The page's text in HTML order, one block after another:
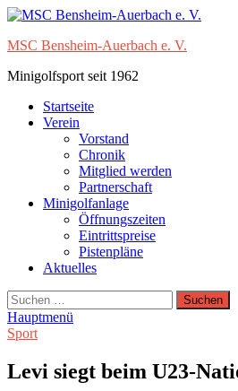
Zum
springen
MSC Bensheim-Auerbach e. V.
Minigolfsport seit 1962
Startseite
Verein
Vorstand
Chronik
Mitglied werden
Partnerschaft
Minigolfanlage
Öffnungszeiten
Eintrittspreise
Pistenpläne
Aktuelles
Suchen
nach:
Hauptmenü
Sport
Levi siegt beim U23-